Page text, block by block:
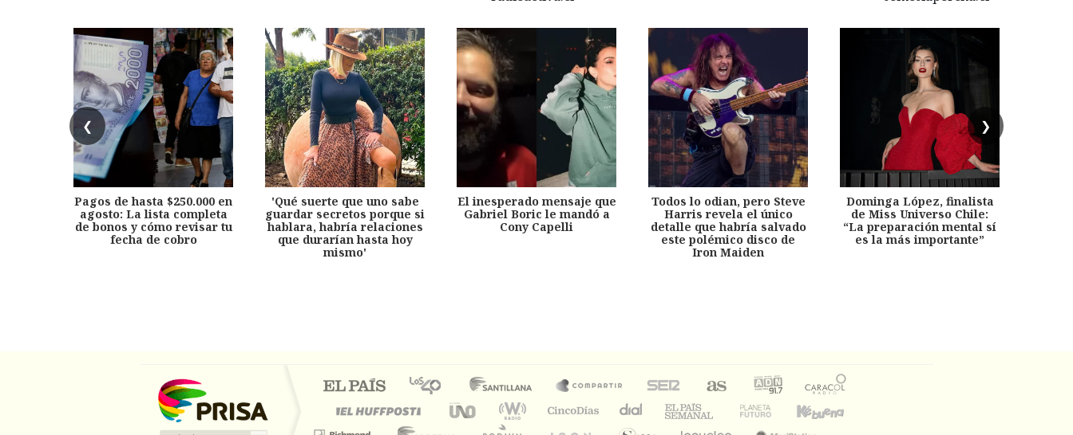
❮ ❯
Pagos de hasta $250.000 en
agosto: La lista completa
de bonos y cómo revisar tu
fecha de cobro
'Qué suerte que uno sabe
guardar secretos porque si
hablara, habría relaciones
que durarían hasta hoy
mismo'
El inesperado mensaje que
Gabriel Boric le mandó a
Cony Capelli
Todos lo odian, pero Steve
Harris revela el único
detalle que habría salvado
este polémico disco de
Iron Maiden
Dominga López, finalista
de Miss Universo Chile:
“La preparación mental sí
es la más importante”